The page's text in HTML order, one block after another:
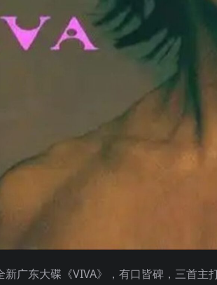
广东大碟《VIVA》，有口皆碑，三首主